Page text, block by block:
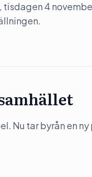
4
Nu tar byrån en